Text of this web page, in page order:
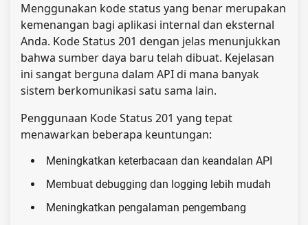
Menggunakan kode status yang benar merupakan
kemenangan bagi aplikasi internal dan eksternal
Anda. Kode Status 201 dengan jelas menunjukkan
bahwa sumber daya baru telah dibuat. Kejelasan
ini sangat berguna dalam API di mana banyak
sistem berkomunikasi satu sama lain.
Penggunaan Kode Status 201 yang tepat
menawarkan beberapa keuntungan:
Meningkatkan keterbacaan dan keandalan API
Membuat debugging dan logging lebih mudah
Meningkatkan pengalaman pengembang